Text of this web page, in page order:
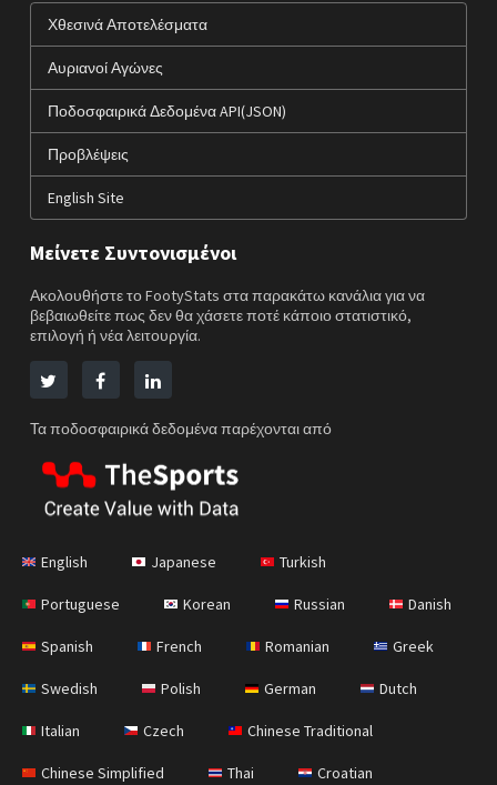
Χθεσινά Αποτελέσματα
Αυριανοί Αγώνες
Ποδοσφαιρικά Δεδομένα API(JSON)
Προβλέψεις
English Site
Μείνετε Συντονισμένοι
Ακολουθήστε το FootyStats στα παρακάτω κανάλια για να
βεβαιωθείτε πως δεν θα χάσετε ποτέ κάποιο στατιστικό,
επιλογή ή νέα λειτουργία.
Τα ποδοσφαιρικά δεδομένα παρέχονται από
English Japanese Turkish
Portuguese Korean Russian Danish
Spanish French Romanian Greek
Swedish Polish German Dutch
Italian Czech Chinese Traditional
Chinese Simplified Thai Croatian